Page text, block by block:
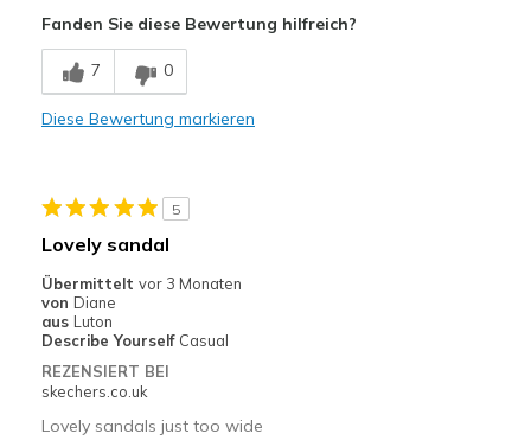
Stylish
Nachteile
Cant keep on my feet
Width
Sizing
Feels full size too big
View On Shoes
Fanden Sie diese Bewertung hilfreich?
7 0
Diese Bewertung markieren
5
Lovely sandal
Übermittelt vor 3 Monaten
von Diane
aus Luton
Describe Yourself Casual
REZENSIERT BEI
skechers.co.uk
Lovely sandals just too wide